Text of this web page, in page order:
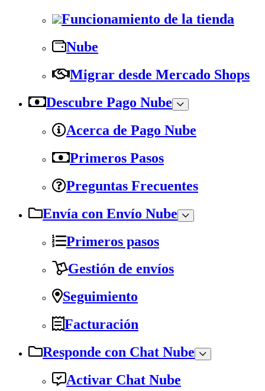
Funcionamiento de la tienda
Nube
Migrar desde Mercado Shops
Descubre Pago Nube
Acerca de Pago Nube
Primeros Pasos
Preguntas Frecuentes
Envía con Envío Nube
Primeros pasos
Gestión de envíos
Seguimiento
Facturación
Responde con Chat Nube
Activar Chat Nube